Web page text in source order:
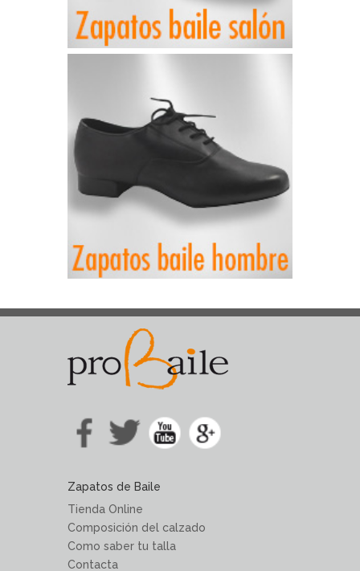
Zapatos de Baile
Tienda Online
Composición del calzado
Como saber tu talla
Contacta